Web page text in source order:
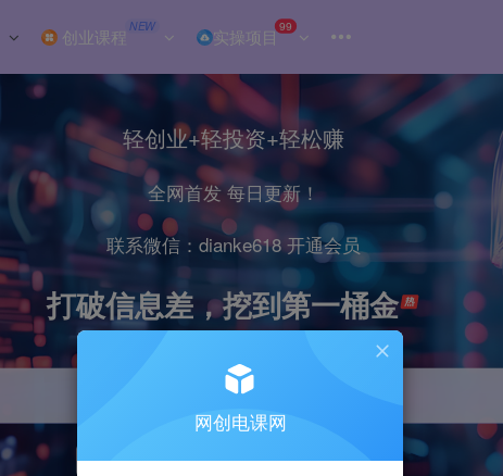
创业课程 NEW 实操项目99
轻创业+轻投资+轻松赚
全网首发 每日更新！
联系微信：dianke618 开通会员
打破信息差，挖到第一桶金
引流 抖音 小红书 直播 剪辑 电商
网创电课网